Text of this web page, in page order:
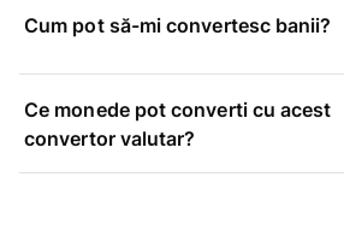
Cum pot să-mi convertesc banii?
Ce monede pot converti cu acest
convertor valutar?